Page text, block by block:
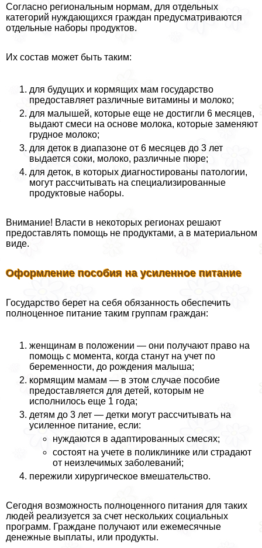
Согласно региональным нормам, для отдельных
категорий нуждающихся граждан предусматриваются
отдельные наборы продуктов.
Их состав может быть таким:
для будущих и кормящих мам государство
предоставляет различные витамины и молоко;
для малышей, которые еще не достигли 6 месяцев,
выдают смеси на основе молока, которые заменяют
грудное молоко;
для деток в диапазоне от 6 месяцев до 3 лет
выдается соки, молоко, различные пюре;
для деток, в которых диагностированы патологии,
могут рассчитывать на специализированные
продуктовые наборы.
Внимание! Власти в некоторых регионах решают
предоставлять помощь не продуктами, а в материальном
виде.
Оформление пособия на усиленное питание
Государство берет на себя обязанность обеспечить
полноценное питание таким группам граждан:
женщинам в положении — они получают право на
помощь с момента, когда станут на учет по
беременности, до рождения малыша;
кормящим мамам — в этом случае пособие
предоставляется для детей, которым не
исполнилось еще 1 года;
детям до 3 лет — детки могут рассчитывать на
усиленное питание, если:
нуждаются в адаптированных смесях;
состоят на учете в поликлинике или страдают
от неизлечимых заболеваний;
пережили хирургическое вмешательство.
Сегодня возможность полноценного питания для таких
людей реализуется за счет нескольких социальных
программ. Граждане получают или ежемecячные
денежные выплаты, или продукты.